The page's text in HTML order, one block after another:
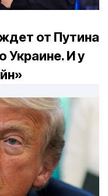
от Путина
Украине. И у